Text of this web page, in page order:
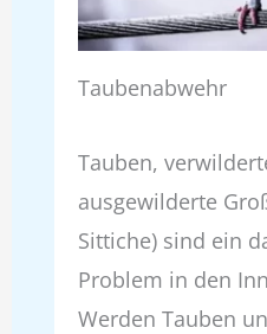
Taubenabwehr
Tauben,
ausgewilderte
Sittiche) sind ein
Problem in den
Werden Tauben